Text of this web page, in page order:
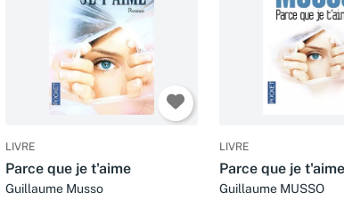
LIVRE
Parce que je t'aime
Guillaume Musso
LIVRE
Parce que je t'aime
Guillaume MUSSO